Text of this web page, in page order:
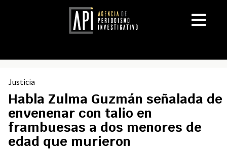
Justicia
Habla Zulma Guzmán señalada de
envenenar con talio en
frambuesas a dos menores de
edad que murieron